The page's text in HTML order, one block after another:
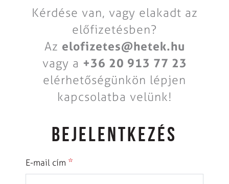
Kérdése van, vagy elakadt az
előfizetésben?
Az elofizetes@hetek.hu
vagy a +36 20 913 77 23
elérhetőségünkön lépjen
kapcsolatba velünk!
BEJELENTKEZÉS
E-mail cím *